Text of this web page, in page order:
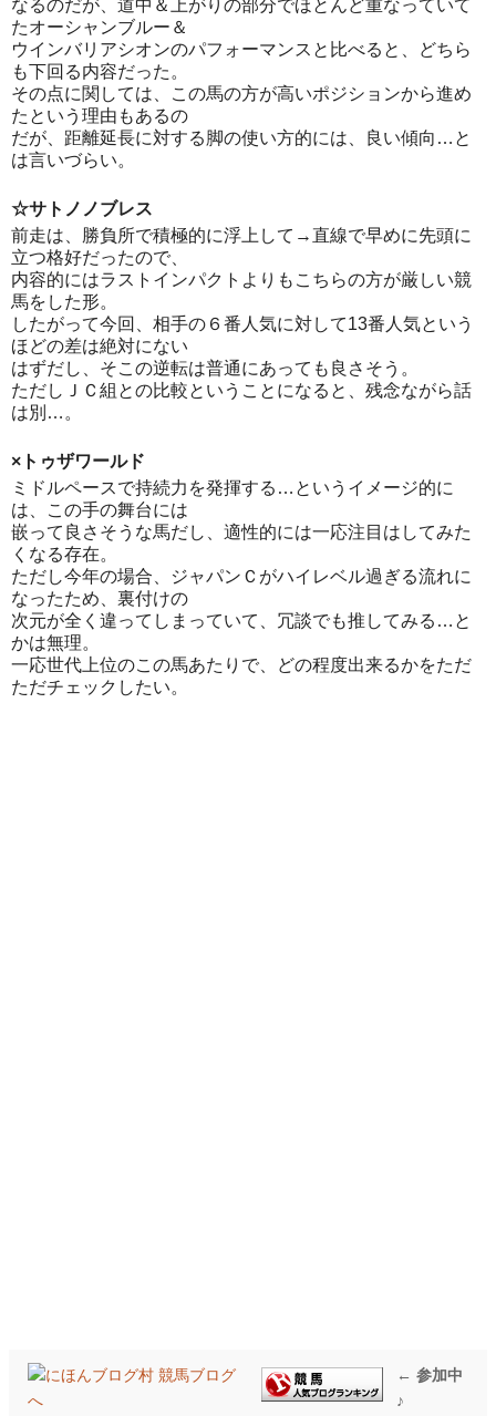
なるのだが、道中＆上がりの部分でほとんど重なっていて
たオーシャンブルー＆
ウインバリアシオンのパフォーマンスと比べると、どちら
も下回る内容だった。
その点に関しては、この馬の方が高いポジションから進め
たという理由もあるの
だが、距離延長に対する脚の使い方的には、良い傾向…と
は言いづらい。
☆サトノノブレス
前走は、勝負所で積極的に浮上して→直線で早めに先頭に
立つ格好だったので、
内容的にはラストインパクトよりもこちらの方が厳しい競
馬をした形。
したがって今回、相手の６番人気に対して13番人気という
ほどの差は絶対にない
はずだし、そこの逆転は普通にあっても良さそう。
ただしＪＣ組との比較ということになると、残念ながら話
は別…。
×トゥザワールド
ミドルペースで持続力を発揮する…というイメージ的に
は、この手の舞台には
嵌って良さそうな馬だし、適性的には一応注目はしてみた
くなる存在。
ただし今年の場合、ジャパンＣがハイレベル過ぎる流れに
なったため、裏付けの
次元が全く違ってしまっていて、冗談でも推してみる…と
かは無理。
一応世代上位のこの馬あたりで、どの程度出来るかをただ
ただチェックしたい。
← 参加中
♪